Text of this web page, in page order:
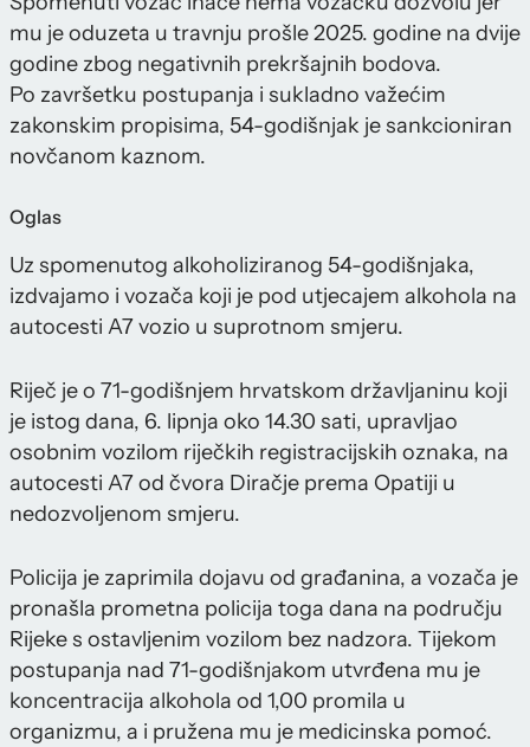
mu je oduzeta u travnju prošle 2025. godine na dvije
godine zbog negativnih prekršajnih bodova.
Po završetku postupanja i sukladno važećim
zakonskim propisima, 54-godišnjak je sankcioniran
novčanom kaznom.
Oglas
Uz spomenutog alkoholiziranog 54-godišnjaka,
izdvajamo i vozača koji je pod utjecajem alkohola na
autocesti A7 vozio u suprotnom smjeru.
Riječ je o 71-godišnjem hrvatskom državljaninu koji
je istog dana, 6. lipnja oko 14.30 sati, upravljao
osobnim vozilom riječkih registracijskih oznaka, na
autocesti A7 od čvora Diračje prema Opatiji u
nedozvoljenom smjeru.
Policija je zaprimila dojavu od građanina, a vozača je
pronašla prometna policija toga dana na području
Rijeke s ostavljenim vozilom bez nadzora. Tijekom
postupanja nad 71-godišnjakom utvrđena mu je
koncentracija alkohola od 1,00 promila u
organizmu, a i pružena mu je medicinska pomoć.